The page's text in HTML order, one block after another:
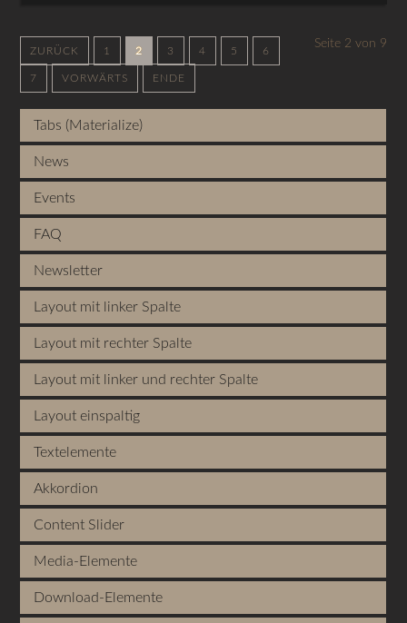
Seite 2 von 9
ZURÜCK 1 2 3 4 5 6
7 VORWÄRTS ENDE
Tabs (Materialize)
News
Events
FAQ
Newsletter
Layout mit linker Spalte
Layout mit rechter Spalte
Layout mit linker und rechter Spalte
Layout einspaltig
Textelemente
Akkordion
Content Slider
Media-Elemente
Download-Elemente